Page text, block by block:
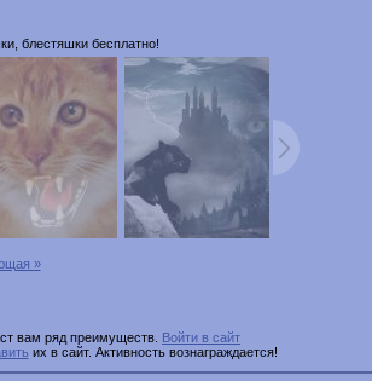
блестяшки бесплатно!
»
вам ряд преимуществ. Войти в сайт
их в сайт. Активность вознаграждается!